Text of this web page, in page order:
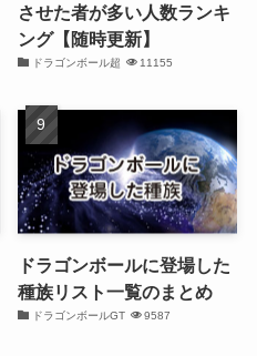
させた者が多い人数ランキ
ング【随時更新】
ドラゴンボール超 11155
ドラゴンボールに登場した
種族リスト一覧のまとめ
ドラゴンボールGT 9587